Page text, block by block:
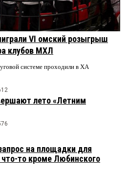
VI омский розыгрыш
клубов МХЛ
системе проходили в ХА
лето «Летним
на площадки для
то кроме Любинского